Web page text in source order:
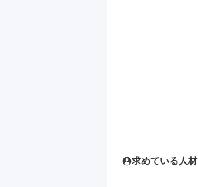
求めている人材